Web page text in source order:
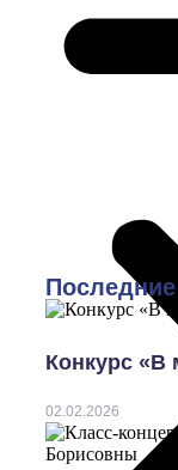
Конкурс «В
02.02.2026